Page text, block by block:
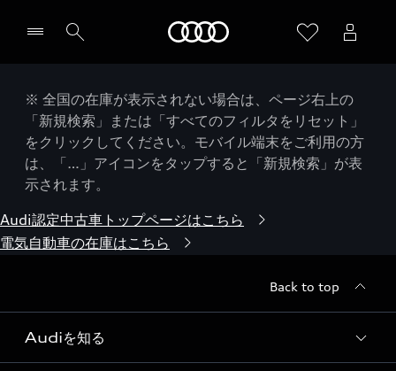
※ 全国の在庫が表示されない場合は、ページ右上の
「新規検索」または「すべてのフィルタをリセット」
をクリックしてください。モバイル端末をご利用の方
は、「…」アイコンをタップすると「新規検索」が表
示されます。
Audi認定中古車トップページはこちら
電気自動車の在庫はこちら
Back to top
Audiを知る